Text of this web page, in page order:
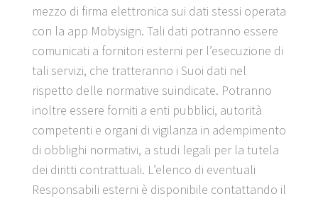
mezzo di firma elettronica sui dati stessi operata
con la app Mobysign. Tali dati potranno essere
comunicati a fornitori esterni per l’esecuzione di
tali servizi, che tratteranno i Suoi dati nel
rispetto delle normative suindicate. Potranno
inoltre essere forniti a enti pubblici, autorità
competenti e organi di vigilanza in adempimento
di obblighi normativi, a studi legali per la tutela
dei diritti contrattuali. L’elenco di eventuali
Responsabili esterni è disponibile contattando il